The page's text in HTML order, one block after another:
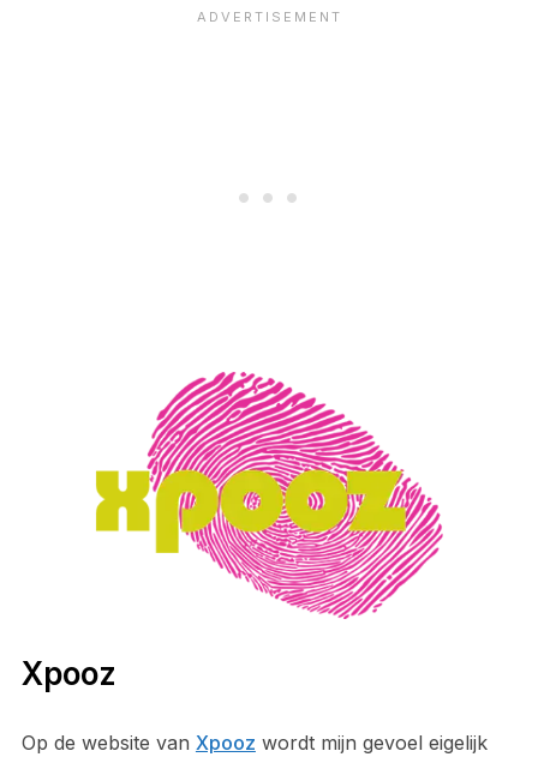
Xpooz
Op de website van Xpooz wordt mijn gevoel eigelijk